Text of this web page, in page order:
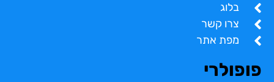
בלוג
צרו קשר
מפת אתר
פופולרי